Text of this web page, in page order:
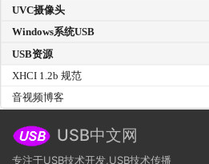
UVC摄像头
Windows系统USB
USB资源
XHCI 1.2b 规范
音视频博客
USB中文网
专注于USB技术开发,USB技术传播